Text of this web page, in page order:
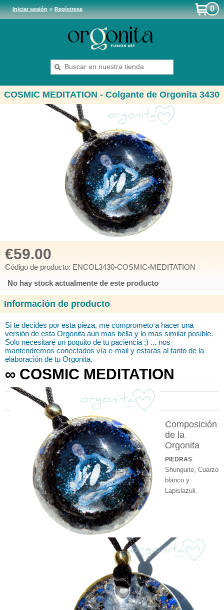
Iniciar sesiónoRegístrese 0
COSMIC MEDITATION - Colgante de Orgonita 3430
€59.00
Código de producto: ENCOL3430-COSMIC-MEDITATION
No hay stock actualmente de este producto
Información de producto
Si te decides por esta pieza, me comprometo a hacer una
versión de esta Orgonita aun mas bella y lo mas similar posible.
Solo necesitaré un poquito de tu paciencia ;) ... nos
mantendremos conectados vía e-mail y estarás al tanto de la
elaboración de tu Orgonita.
∞ COSMIC MEDITATION
Composición
de la
Orgonita
PIEDRAS:
Shunguite, Cuarzo
blanco y
Lapislazuli.